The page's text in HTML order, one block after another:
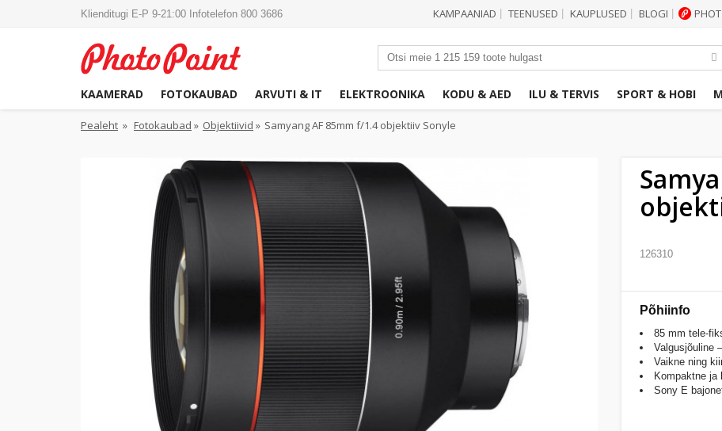
Klienditugi E-P 9-21:00 Infotelefon 800 3686 KAMPAANIAD TEENUSED KAUPLUSED BLOGI
KAAMERAD FOTOKAUBAD ARVUTI & IT ELEKTROONIKA KODU & AED ILU & TERVIS SPORT & HOBI
Pealeht » Fotokaubad » Objektiivid » Samyang AF 85mm f/1.4 objektiiv Sonyle
126310
Põhiinfo
85 mm tele-
Valgusjõuline
Vaikne ning
Kompaktne ja
Sony E